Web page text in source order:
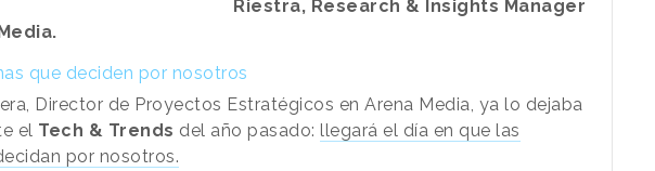
Riestra, Research & Insights Manager
que deciden por nosotros
Director de Proyectos Estratégicos en Arena Media, ya lo dejaba
el Tech & Trends del año pasado: llegará el día en que las
por nosotros.